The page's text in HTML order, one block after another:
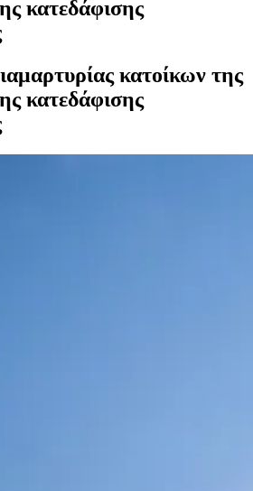
κατεδάφισης
κατοίκων της
κατεδάφισης